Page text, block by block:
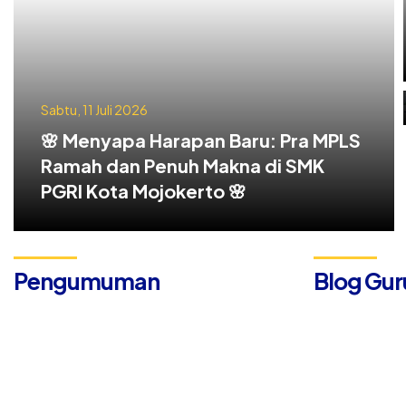
Sabtu, 11 Juli 2026
🌸 Menyapa Harapan Baru: Pra MPLS
Ramah dan Penuh Makna di SMK
PGRI Kota Mojokerto 🌸
Pengumuman Blog